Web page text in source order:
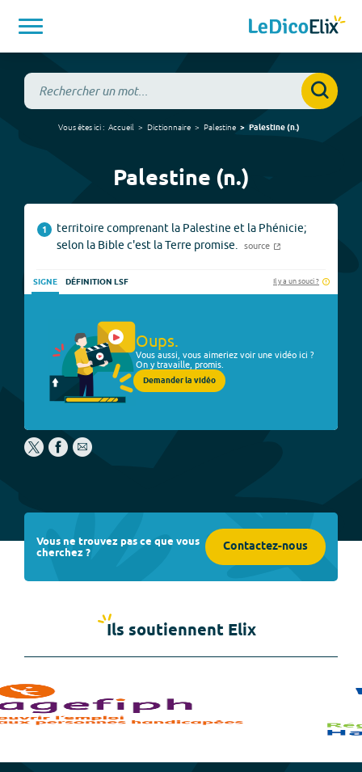
Vous êtes ici : Accueil Dictionnaire Palestine Palestine(n.)
Palestine (n.)
1
territoire comprenant la Palestine et la Phénicie;
selon la Bible c'est la Terre promise.
source
SIGNE DÉFINITION LSF Il y a un souci ?
Oups.
Vous aussi, vous aimeriez voir une vidéo ici ?
On y travaille, promis.
Demander la vidéo
Vous ne trouvez pas ce que vous
cherchez ? Contactez-nous
Ils soutiennent Elix